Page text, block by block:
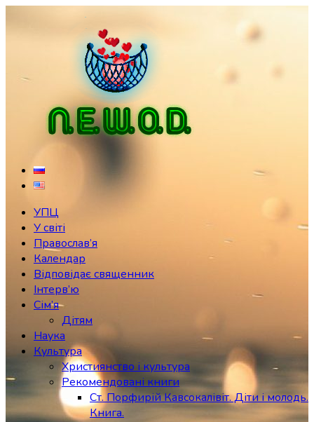
УПЦ
У світі
Православ’я
Календар
Відповідає священник
Інтерв’ю
Сім’я
Дітям
Наука
Культура
Християнство і культура
Рекомендовані книги
Ст. Порфирій Кавсокалівіт. Діти і молодь.
Книга.